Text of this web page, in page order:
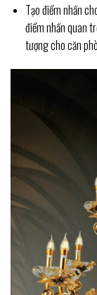
Tạo điểm nhấn
điểm nhấn quan
tượng cho căn